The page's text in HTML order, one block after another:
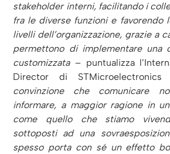
stakeholder interni, facilitando i
fra le diverse funzioni e favorendo
livelli dell’organizzazione, grazie a
permettono di implementare una
customizzata– puntualizza
Director di
convinzione che comunicare
informare, a maggior ragione in
come quello che stiamo
sottoposti ad una
spesso porta con sé un effetto